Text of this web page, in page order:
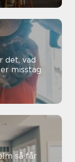
det, vad
misstag
får